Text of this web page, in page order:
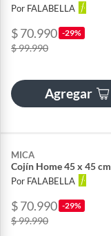
Por FALABELLA
$ 70.990 -29%
$ 99.990
Agregar
MICA
Cojín Home 45 x 45 cm
Por FALABELLA
$ 70.990 -29%
$ 99.990